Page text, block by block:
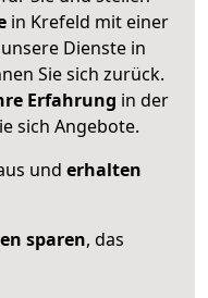
in Krefeld mit einer
Dienste in
Sie sich zurück.
Erfahrung in der
sich Angebote.
und erhalten
sparen, das